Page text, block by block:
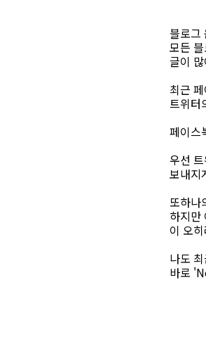
블로그
모든
글이
최근
트위터
페이스
우선
보내지
또하나
하지만
이 오
나도
바로